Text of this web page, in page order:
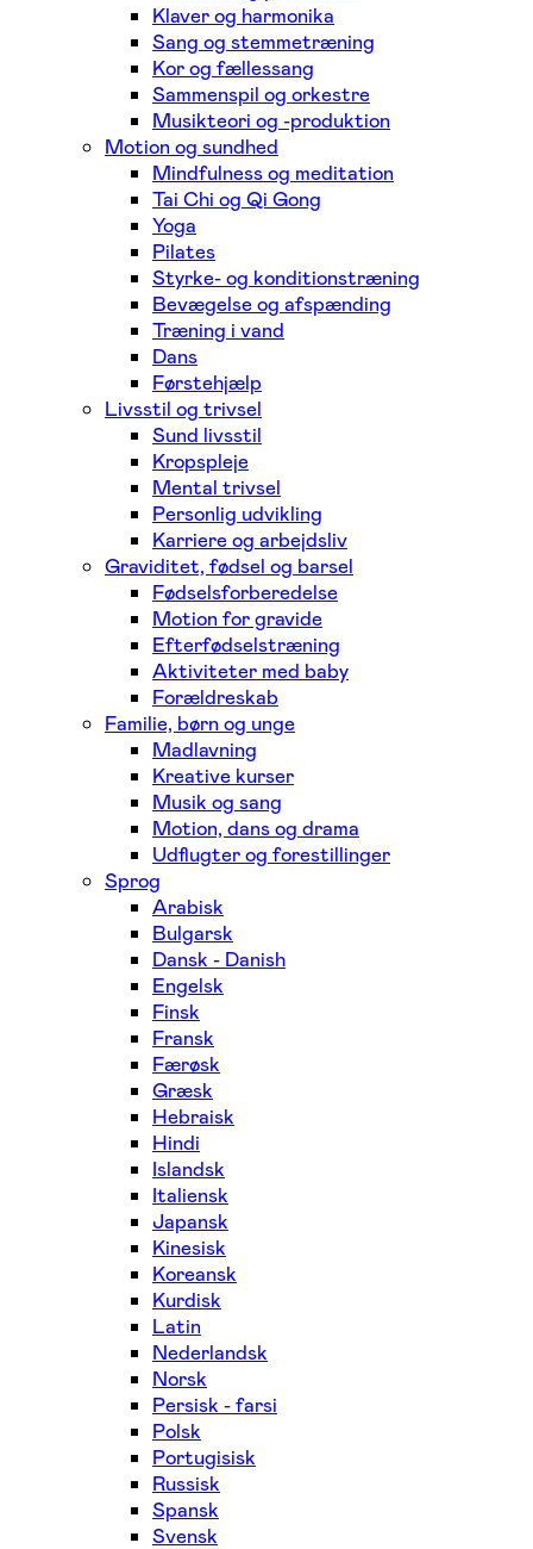
Klaver og harmonika
Sang og stemmetræning
Kor og fællessang
Sammenspil og orkestre
Musikteori og -produktion
Motion og sundhed
Mindfulness og meditation
Tai Chi og Qi Gong
Yoga
Pilates
Styrke- og konditionstræning
Bevægelse og afspænding
Træning i vand
Dans
Førstehjælp
Livsstil og trivsel
Sund livsstil
Kropspleje
Mental trivsel
Personlig udvikling
Karriere og arbejdsliv
Graviditet, fødsel og barsel
Fødselsforberedelse
Motion for gravide
Efterfødselstræning
Aktiviteter med baby
Forældreskab
Familie, børn og unge
Madlavning
Kreative kurser
Musik og sang
Motion, dans og drama
Udflugter og forestillinger
Sprog
Arabisk
Bulgarsk
Dansk - Danish
Engelsk
Finsk
Fransk
Færøsk
Græsk
Hebraisk
Hindi
Islandsk
Italiensk
Japansk
Kinesisk
Koreansk
Kurdisk
Latin
Nederlandsk
Norsk
Persisk - farsi
Polsk
Portugisisk
Russisk
Spansk
Svensk